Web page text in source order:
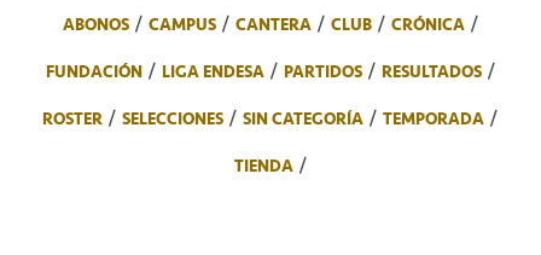
ABONOS CAMPUS CANTERA CLUB
CRÓNICA
FUNDACIÓN
LIGA ENDESA PARTIDOS
RESULTADOS
ROSTER
SELECCIONES SIN CATEGORÍA
TEMPORADA
TIENDA